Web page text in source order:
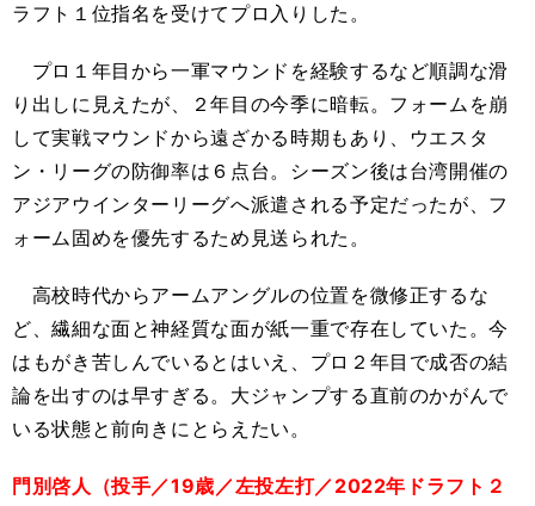
ラフト１位指名を受けてプロ入りした。
プロ１年目から一軍マウンドを経験するなど順調な滑
り出しに見えたが、２年目の今季に暗転。フォームを崩
して実戦マウンドから遠ざかる時期もあり、ウエスタ
ン・リーグの防御率は６点台。シーズン後は台湾開催の
アジアウインターリーグへ派遣される予定だったが、フ
ォーム固めを優先するため見送られた。
高校時代からアームアングルの位置を微修正するな
ど、繊細な面と神経質な面が紙一重で存在していた。今
はもがき苦しんでいるとはいえ、プロ２年目で成否の結
論を出すのは早すぎる。大ジャンプする直前のかがんで
いる状態と前向きにとらえたい。
門別啓人（投手／19歳／左投左打／2022年ドラフト２